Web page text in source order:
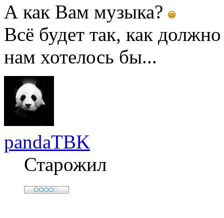
А как Вам музыка?
Всё будет так, как
нам хотелось бы...
pandaTBK
Старожил